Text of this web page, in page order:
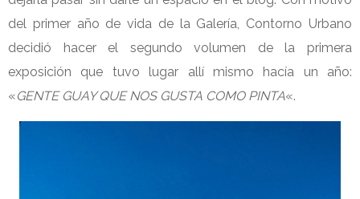
del primer año de vida de la Galería, Contorno Urbano
decidió hacer el segundo volumen de la primera
exposición que tuvo lugar allí mismo hacía un año:
«GENTE GUAY QUE NOS GUSTA COMO PINTA«.